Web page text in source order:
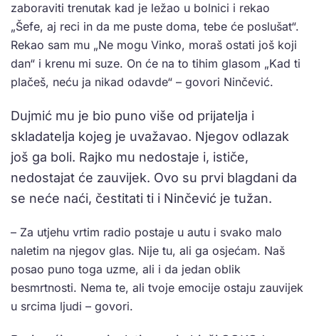
zaboraviti trenutak kad je ležao u bolnici i rekao
„Šefe, aj reci in da me puste doma, tebe će poslušat“.
Rekao sam mu „Ne mogu Vinko, moraš ostati još koji
dan“ i krenu mi suze. On će na to tihim glasom „Kad ti
plačeš, neću ja nikad odavde“ – govori Ninčević.
Dujmić mu je bio puno više od prijatelja i
skladatelja kojeg je uvažavao. Njegov odlazak
još ga boli. Rajko mu nedostaje i, ističe,
nedostajat će zauvijek. Ovo su prvi blagdani da
se neće naći, čestitati ti i Ninčević je tužan.
– Za utjehu vrtim radio postaje u autu i svako malo
naletim na njegov glas. Nije tu, ali ga osjećam. Naš
posao puno toga uzme, ali i da jedan oblik
besmrtnosti. Nema te, ali tvoje emocije ostaju zauvijek
u srcima ljudi – govori.